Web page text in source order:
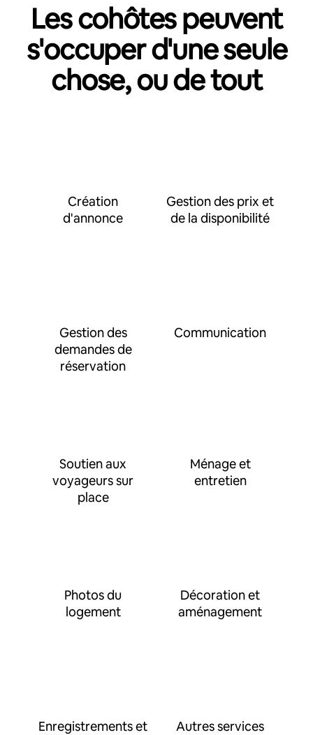
Les cohôtes peuvent
s'occuper d'une seule
chose, ou de tout
Création
d'annonce
Gestion des prix et
de la disponibilité
Gestion des
demandes de
réservation
Communication
Soutien aux
voyageurs sur
place
Ménage et
entretien
Photos du
logement
Décoration et
aménagement
Enregistrements et Autres services